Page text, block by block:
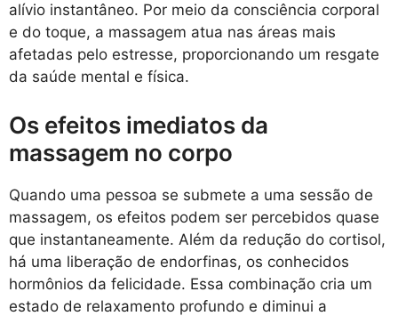
alívio instantâneo. Por meio da consciência corporal
e do toque, a massagem atua nas áreas mais
afetadas pelo estresse, proporcionando um resgate
da saúde mental e física.
Os efeitos imediatos da
massagem no corpo
Quando uma pessoa se submete a uma sessão de
massagem, os efeitos podem ser percebidos quase
que instantaneamente. Além da redução do cortisol,
há uma liberação de endorfinas, os conhecidos
hormônios da felicidade. Essa combinação cria um
estado de relaxamento profundo e diminui a